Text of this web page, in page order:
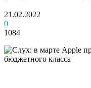
21.02.2022
0
1084